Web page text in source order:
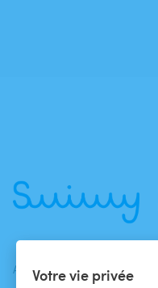
Votre vie privée
ACTUALITÉS